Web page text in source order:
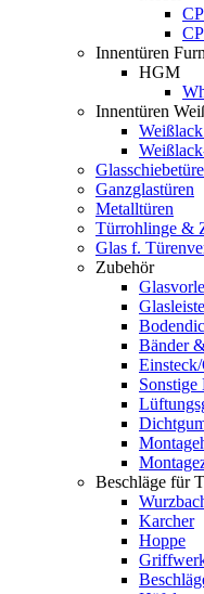
Innentüren
HGM
Innentüren
Ganzglastüren
Metalltüren
Türrohlinge &
Glas f.
Zubehör
Bänder
Beschläge für
Karcher
Hoppe